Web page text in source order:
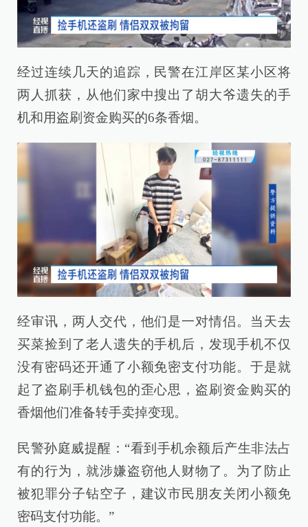
经过连续几天的追踪，民警在江岸区某小区将
两人抓获，从他们家中搜出了胡大爷遗失的手
机和用盗刷资金购买的6条香烟。
经审讯，两人交代，他们是一对情侣。当天去
买菜捡到了老人遗失的手机后，发现手机不仅
没有密码还开通了小额免密支付功能。于是就
起了盗刷手机钱包的歪心思，盗刷资金购买的
香烟他们准备转手卖掉变现。
民警孙庭威提醒：“看到手机余额后产生非法占
有的行为，就涉嫌盗窃他人财物了。为了防止
被犯罪分子钻空子，建议市民朋友关闭小额免
密码支付功能。”